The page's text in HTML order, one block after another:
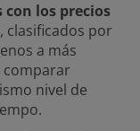
los precios
, clasificados por
a más
comparar
nivel de